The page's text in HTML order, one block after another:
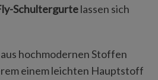
Schultergurtelassen sich
hochmodernen Stoffen
einem leichten Hauptstoff